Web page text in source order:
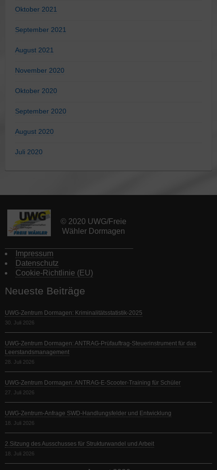
Oktober 2021
September 2021
August 2021
November 2020
Oktober 2020
September 2020
August 2020
Juli 2020
© 2020 UWG/Freie
Wähler Dormagen
Impressum
Datenschutz
Cookie-Richtlinie (EU)
Neueste Beiträge
UWG-Zentrum Dormagen: Kriminalitätsstatistik-2025
30. Juli 2026
UWG-Zentrum Dormagen: ANTRAG-Prüfauftrag-Steuerinstrument für das
Leerstandsmanagement
28. Juli 2026
UWG-Zentrum Dormagen: ANTRAG-E-Scooter-Training für Schüler
27. Juli 2026
UWG-Zentrum-Anfrage SWD-Handlungsfelder und Entwicklung
18. Juli 2026
2.Sitzung des Ausschusses für Strukturwandel und Arbeit
18. Juli 2026